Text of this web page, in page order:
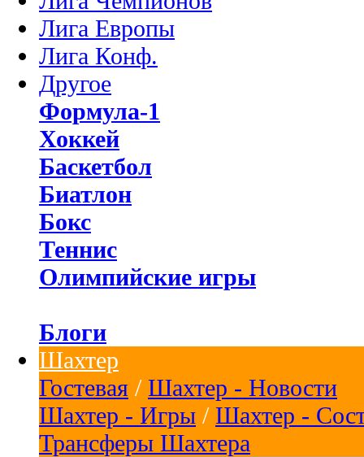
Лига Европы
Лига Конф.
Другое
Формула-1
Хоккей
Баскетбол
Биатлон
Бокс
Теннис
Олимпийские игры
Блоги
Шахтер
Гостевая / Шахтер - Новости
Шахтер - Игры / Шахтер -
Трансферы Шахтера